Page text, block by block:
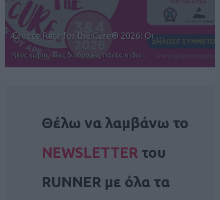
12ος TUI Rhodes Marathon: Άνοιγμα ε…
Αγώνες για όλους στην Ρόδο
Θέλω να λαμβάνω το
NEWSLETTER του
RUNNER με όλα τα